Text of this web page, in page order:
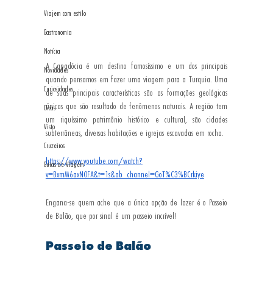
Viajem com estilo
Gastronomia
Notícia
Novidades
Curiosidades
Dicas
Visto
Cruzeiros
Guias de Viagem
A Capadócia é um destino famosíssimo e um dos principais
quando pensamos em fazer uma viagem para a Turquia. Uma
de suas principais características são as formações geológicas
únicas que são resultado de fenômenos naturais. A região tem
um riquíssimo patrimônio histórico e cultural, são cidades
subterrâneas, diversas habitações e igrejas escavadas em rocha.
https://www.youtube.com/watch?
v=BxmM6axN0FA&t=1s&ab_channel=GoT%C3%BCrkiye
Engana-se quem ache que a única opção de lazer é o Passeio
de Balão, que por sinal é um passeio incrível!
Passeio de Balão